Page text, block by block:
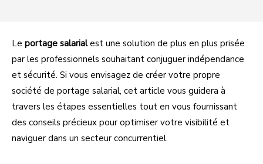
Le portage salarialest une solution de plus en plus prisée
par les professionnels souhaitant conjuguer indépendance
et sécurité. Si vous envisagez de créer votre propre
société de portage salarial, cet article vous guidera à
travers les étapes essentielles tout en vous fournissant
des conseils précieux pour optimiser votre visibilité et
naviguer dans un secteur concurrentiel.